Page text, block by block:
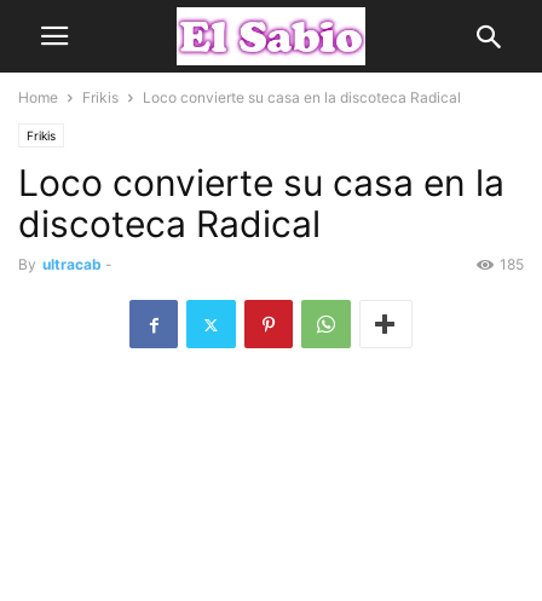
Home Frikis Loco convierte su casa en la discoteca Radical
Frikis
Loco convierte su casa en la
discoteca Radical
By ultracab - 185